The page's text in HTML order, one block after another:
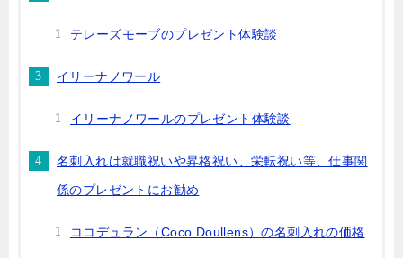
テレーズモーブのプレゼント体験談
イリーナノワール
イリーナノワールのプレゼント体験談
名刺入れは就職祝いや昇格祝い、栄転祝い等、仕事関
係のプレゼントにお勧め
ココデュラン（Coco Doullens）の名刺入れの価格